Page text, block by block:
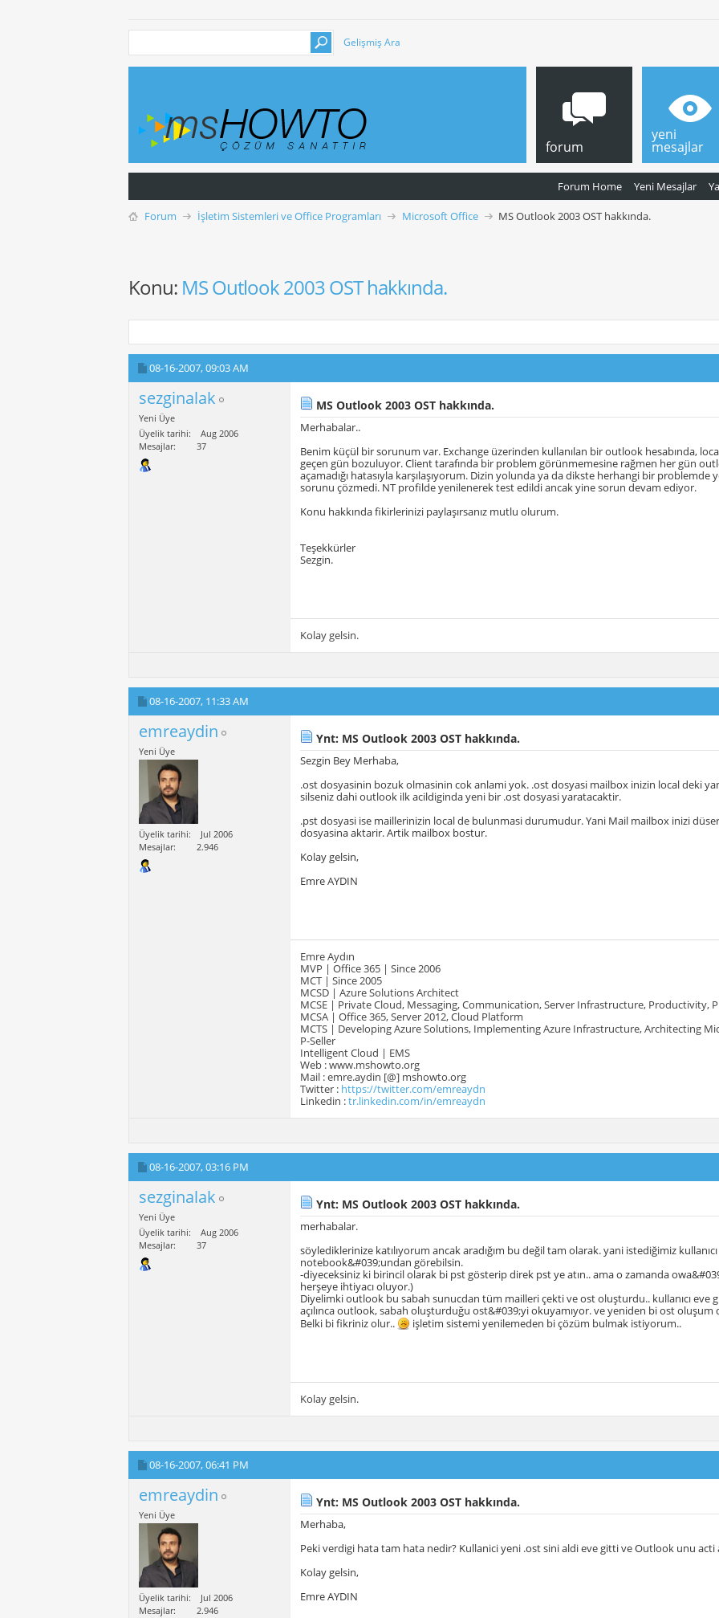
Gelişmiş Ara
forum
Forum Home Yeni Mesajlar
yeni
mesajlar
Forum İşletim Sistemleri ve Office Programları Microsoft Office MS Outlook 2003 OST hakkında.
Konu: MS Outlook 2003 OST hakkında.
08-16-2007,09:03 AM
sezginalak
Yeni Üye
Üyelik tarihi
Aug 2006
Mesajlar
37
MS Outlook 2003 OST hakkında.
Merhabalar..
Benim küçül bir sorunum var. Exchange üzerinden kullanılan bir outlook hesabında,
geçen gün bozuluyor. Client tarafında bir problem görünmemesine rağmen her gün
açamadığı hatasıyla karşılaşıyorum. Dizin yolunda ya da dikste herhangi bir
sorunu çözmedi. NT profilde yenilenerek test edildi ancak yine sorun devam ediyor.
Konu hakkında fikirlerinizi paylaşırsanız mutlu olurum.
Teşekkürler
Sezgin.
Kolay gelsin.
08-16-2007, 11:33 AM
emreaydin
Yeni Üye
Üyelik tarihi
Jul 2006
Mesajlar
2.946
Ynt: MS Outlook 2003 OST hakkında.
Sezgin Bey Merhaba,
.ost dosyasinin bozuk olmasinin cok anlami yok. .ost dosyasi mailbox inizin local deki
silseniz dahi outlook ilk acildiginda yeni bir .ost dosyasi yaratacaktir.
.pst dosyasi ise maillerinizin local de bulunmasi durumudur. Yani Mail mailbox inizi
dosyasina aktarir. Artik mailbox bostur.
Kolay gelsin,
Emre AYDIN
Emre Aydın
MVP | Office 365 | Since 2006
MCT | Since 2005
MCSD | Azure Solutions Architect
MCSE | Private Cloud, Messaging, Communication, Server Infrastructure, Productivity,
MCSA | Office 365, Server 2012, Cloud Platform
MCTS | Developing Azure Solutions, Implementing Azure Infrastructure, Architecting
P-Seller
Intelligent Cloud | EMS
Web : www.mshowto.org
Mail : emre.aydin [@] mshowto.org
Twitter : https://twitter.com/emreaydn
Linkedin :tr.linkedin.com/in/emreaydn
08-16-2007,03:16 PM
sezginalak
Yeni Üye
Üyelik tarihi
Aug 2006
Mesajlar
37
Ynt: MS Outlook 2003 OST hakkında.
merhabalar.
söylediklerinize katılıyorum ancak aradığım bu değil tam olarak. yani istediğimiz
notebook&#039;undan görebilsin.
-diyeceksiniz ki birincil olarak bi pst gösterip direk pst ye atın.. ama o zamanda
herşeye ihtiyacı oluyor.)
Diyelimki outlook bu sabah sunucdan tüm mailleri çekti ve ost oluşturdu.. kullanıcı eve
açılınca outlook, sabah oluşturduğu ost&#039;yi okuyamıyor. ve yeniden bi ost oluşum
Belki bi fikriniz olur..
işletim sistemi yenilemeden bi çözüm bulmak istiyorum..
Kolay gelsin.
08-16-2007,06:41 PM
emreaydin
Yeni Üye
Üyelik tarihi
Jul 2006
Mesajlar
2.946
Ynt: MS Outlook 2003 OST hakkında.
Merhaba,
Peki verdigi hata tam hata nedir? Kullanici yeni .ost sini aldi eve gitti ve Outlook unu acti
Kolay gelsin,
Emre AYDIN